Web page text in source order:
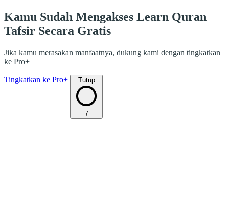
Kamu Sudah Mengakses Learn Quran
Tafsir Secara Gratis
Jika kamu merasakan manfaatnya, dukung kami dengan tingkatkan
ke Pro+
Tingkatkan ke Pro+ Tutup
7